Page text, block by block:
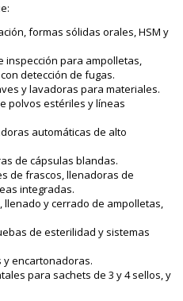
formas sólidas orales, HSM y
inspección para ampolletas,
detección de fugas.
y lavadoras para materiales.
polvos estériles y líneas
automáticas de alto
de cápsulas blandas.
de frascos, llenadoras de
integradas.
llenado y cerrado de ampolletas,
de esterilidad y sistemas
encartonadoras.
para sachets de 3 y 4 sellos, y